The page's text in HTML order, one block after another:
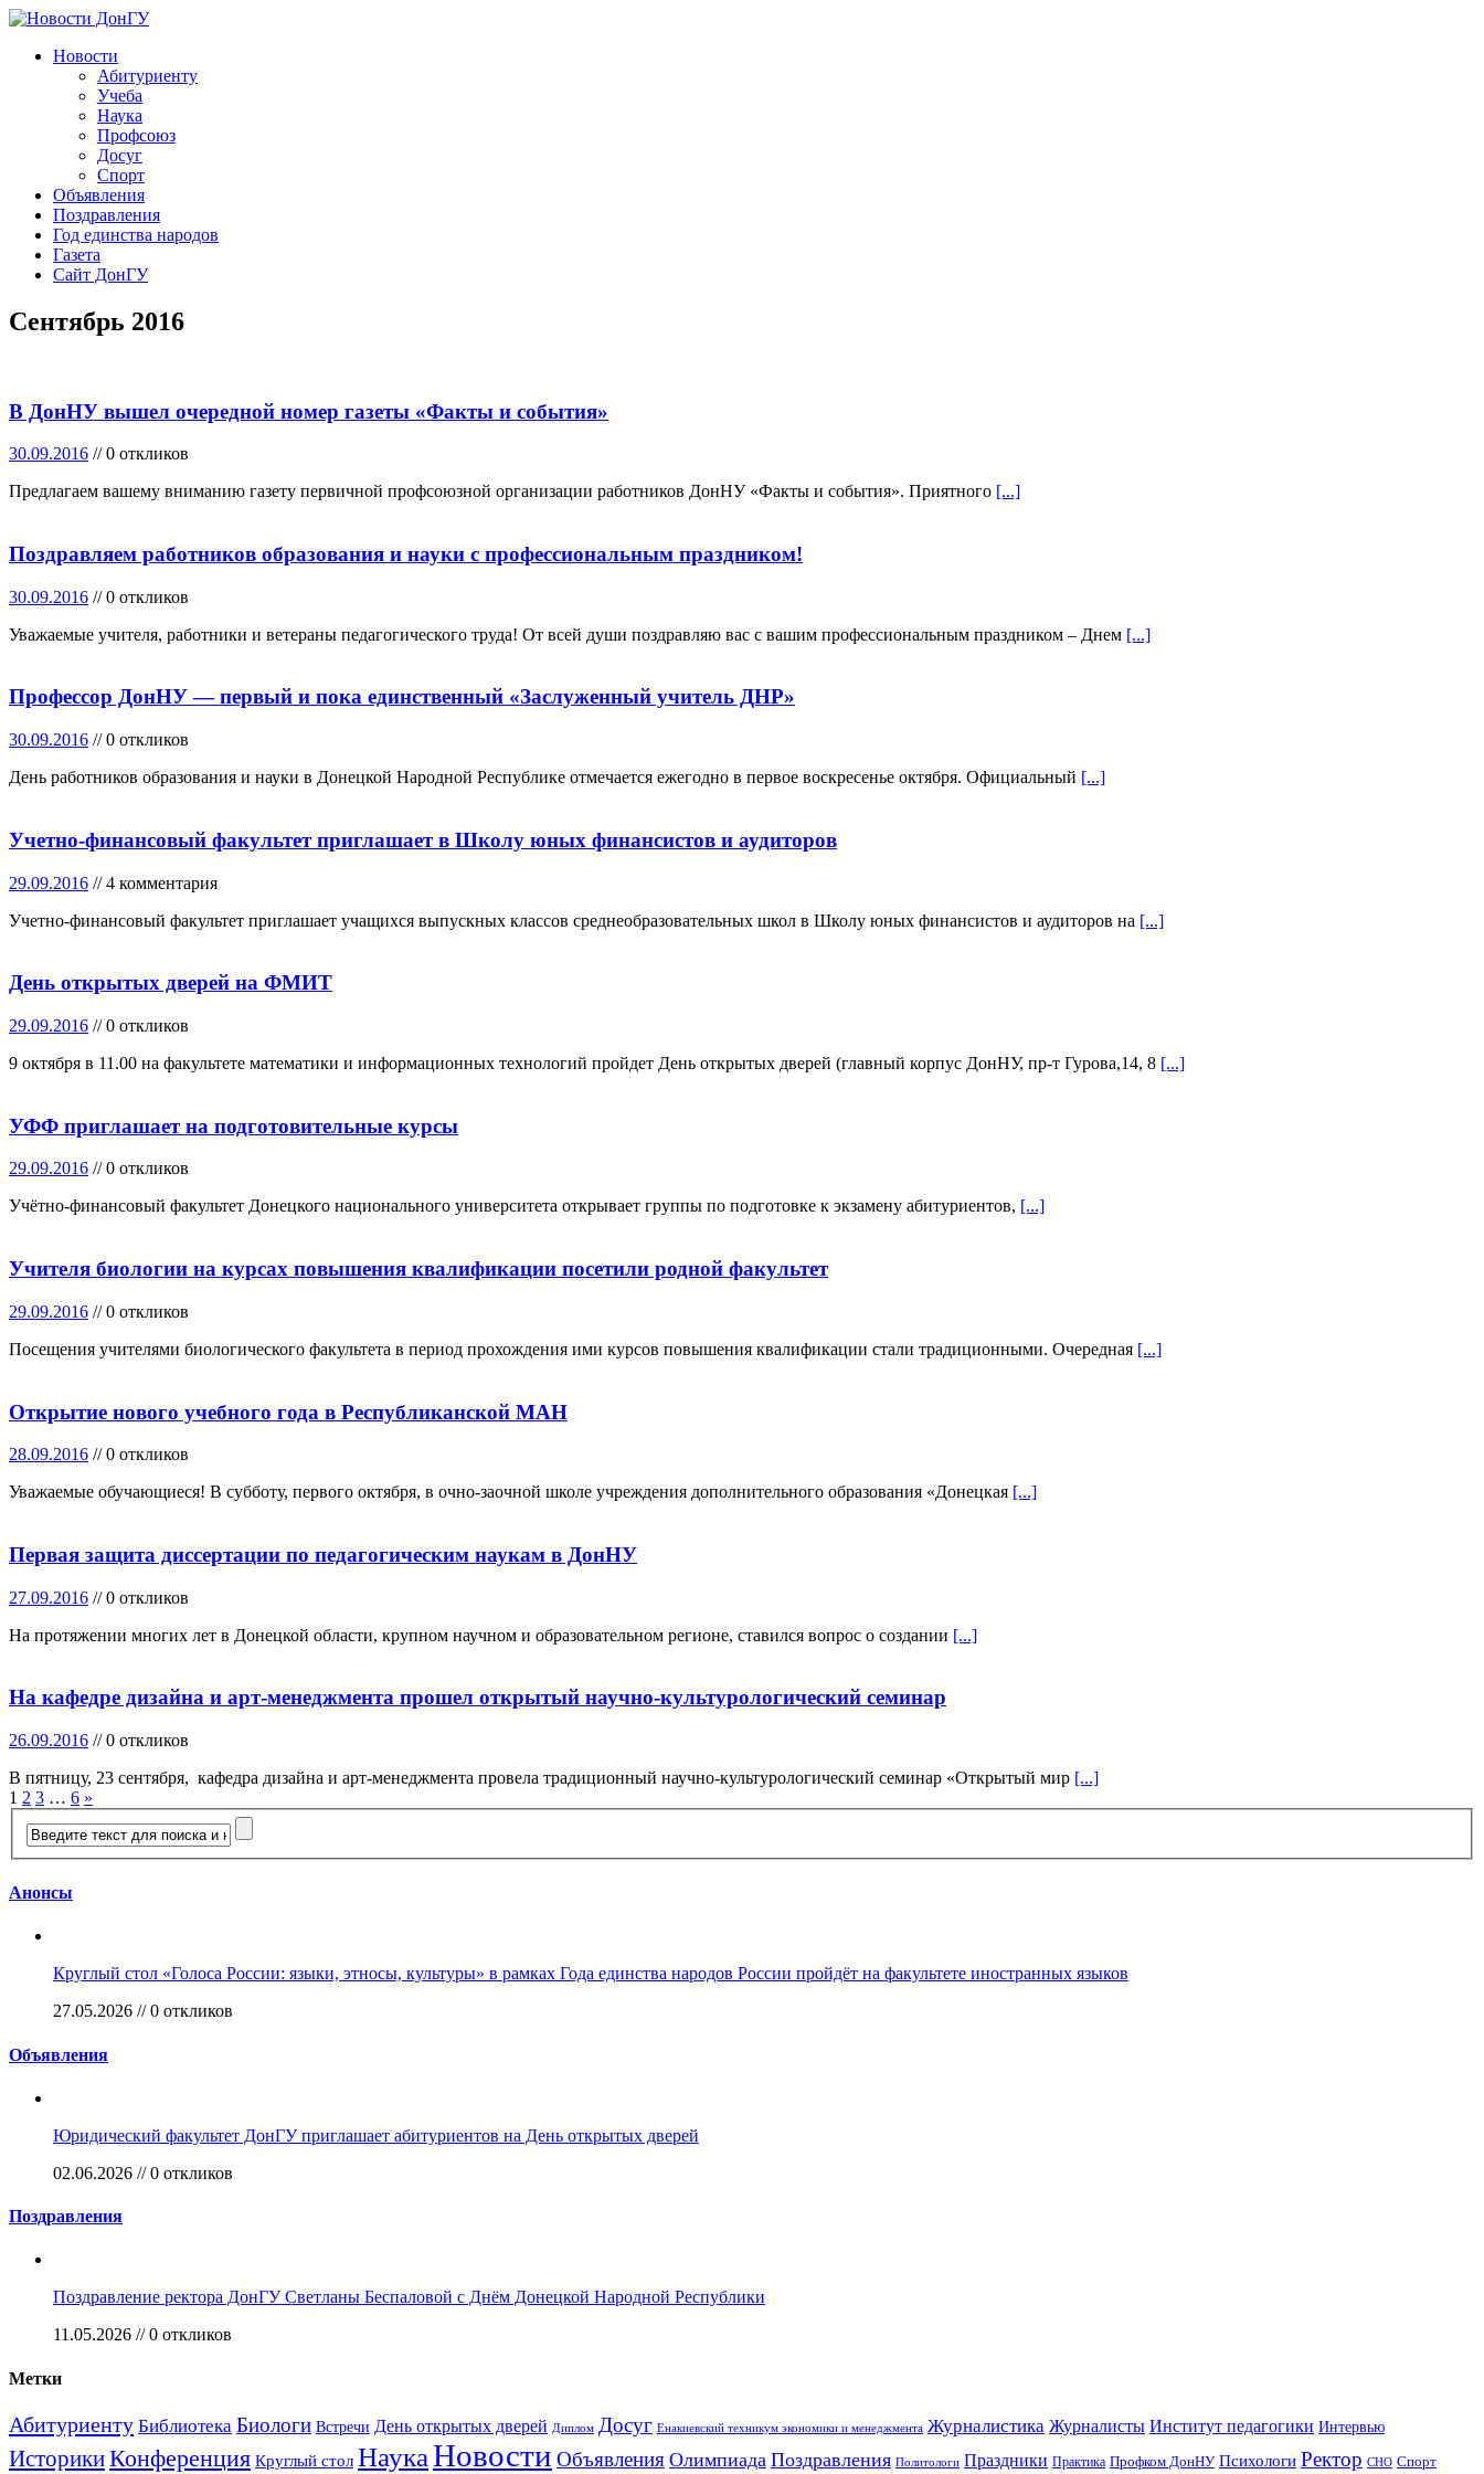
Новости
Абитуриенту
Учеба
Наука
Профсоюз
Досуг
Спорт
Объявления
Поздравления
Год единства народов
Газета
Cайт ДонГУ
Сентябрь 2016
В ДонНУ вышел очередной номер газеты «Факты и события»
30.09.2016 // 0 откликов
Предлагаем вашему вниманию газету первичной профсоюзной организации работников ДонНУ «Факты и события». Приятного [...]
Поздравляем работников образования и науки с профессиональным праздником!
30.09.2016 // 0 откликов
Уважаемые учителя, работники и ветераны педагогического труда! От всей души поздравляю вас с вашим профессиональным праздником – Днем [...]
Профессор ДонНУ — первый и пока единственный «Заслуженный учитель ДНР»
30.09.2016 // 0 откликов
День работников образования и науки в Донецкой Народной Республике отмечается ежегодно в первое воскресенье октября. Официальный [...]
Учетно-финансовый факультет приглашает в Школу юных финансистов и аудиторов
29.09.2016 // 4 комментария
Учетно-финансовый факультет приглашает учащихся выпускных классов среднеобразовательных школ в Школу юных финансистов и аудиторов на [...]
День открытых дверей на ФМИТ
29.09.2016 // 0 откликов
9 октября в 11.00 на факультете математики и информационных технологий пройдет День открытых дверей (главный корпус ДонНУ, пр-т Гурова,14, 8 [...]
УФФ приглашает на подготовительные курсы
29.09.2016 // 0 откликов
Учётно-финансовый факультет Донецкого национального университета открывает группы по подготовке к экзамену абитуриентов, [...]
Учителя биологии на курсах повышения квалификации посетили родной факультет
29.09.2016 // 0 откликов
Посещения учителями биологического факультета в период прохождения ими курсов повышения квалификации стали традиционными. Очередная [...]
Открытие нового учебного года в Республиканской МАН
28.09.2016 // 0 откликов
Уважаемые обучающиеся! В субботу, первого октября, в очно-заочной школе учреждения дополнительного образования «Донецкая [...]
Первая защита диссертации по педагогическим наукам в ДонНУ
27.09.2016 // 0 откликов
На протяжении многих лет в Донецкой области, крупном научном и образовательном регионе, ставился вопрос о создании [...]
На кафедре дизайна и арт-менеджмента прошел открытый научно-культурологический семинар
26.09.2016 // 0 откликов
В пятницу, 23 сентября, кафедра дизайна и арт-менеджмента провела традиционный научно-культурологический семинар «Открытый мир [...]
1 2 3 … 6 »
Анонсы
Круглый стол «Голоса России: языки, этносы, культуры» в рамках Года единства народов России пройдёт на факультете иностранных языков
27.05.2026 // 0 откликов
Объявления
Юридический факультет ДонГУ приглашает абитуриентов на День открытых дверей
02.06.2026 // 0 откликов
Поздравления
Поздравление ректора ДонГУ Светланы Беспаловой с Днём Донецкой Народной Республики
11.05.2026 // 0 откликов
Метки
Абитуриенту Библиотека Биологи Встречи День открытых дверей Диплом Досуг Енакиевский техникум экономики и менеджмента Журналистика Журналисты Институт педагогики Интервью
ИсторикиКонференция Круглый стол НаукаНовости Объявления Олимпиада Поздравления Политологи Праздники Практика Профком ДонНУ Психологи Ректор СНО Спорт